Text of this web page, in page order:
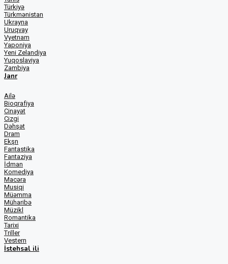
Türkiyə
Türkmənistan
Ukrayna
Uruqvay
Vyetnam
Yaponiya
Yeni Zelandiya
Yuqoslaviya
Zambiya
Janr
Ailə
Bioqrafiya
Cinayət
Cizgi
Dəhşət
Dram
Ekşn
Fantastika
Fantaziya
İdman
Komediya
Macəra
Musiqi
Müəmma
Müharibə
Müzikl
Romantika
Tarixi
Triller
Vestern
İstehsal ili